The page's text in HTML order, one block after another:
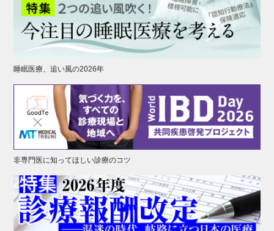
睡眠医療、追い風の2026年
非専門医に知ってほしい診療のコツ